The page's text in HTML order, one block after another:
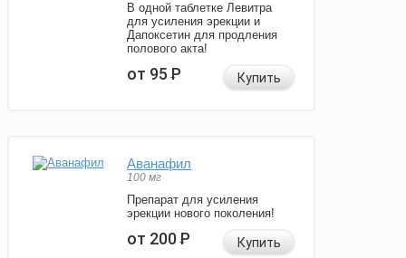
В одной таблетке Левитра
для усиления эрекции и
Дапоксетин для продления
полового акта!
от 95Р Купить
Аванафил
100 мг
Препарат для усиления
эрекции нового поколения!
от 200Р Купить